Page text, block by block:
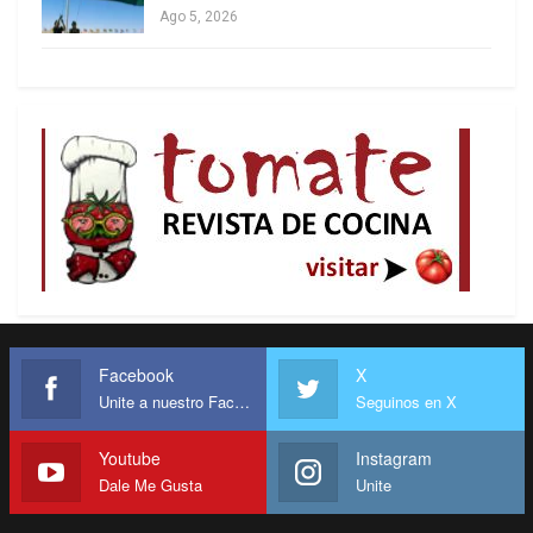
Ese viraje, que consolidó la nueva hegemonía, de
carácter neoliberal, inauguró la modalidad de
a la hegemonía de los modelos centrados en el
mercado y en el libre comercio. La España de
Felipe González no tardó en adherir, en lo que fue
seguida por otros gobiernos y abrió camino a que,
en Latinoamérica también, esa vía de extendiera a
países como México, Venezuela, Chile, Brasil,
Ago 5, 2026
Facebook
Unite a nuestro Facebook
X
Seguinos en X
Youtube
Dale Me Gusta
Instagram
Unite